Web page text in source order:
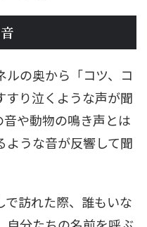
ルの奥から「コツ、コ
すり泣くような声が聞
や動物の鳴き声とは
ような音が反響して聞
で訪れた際、誰もいな